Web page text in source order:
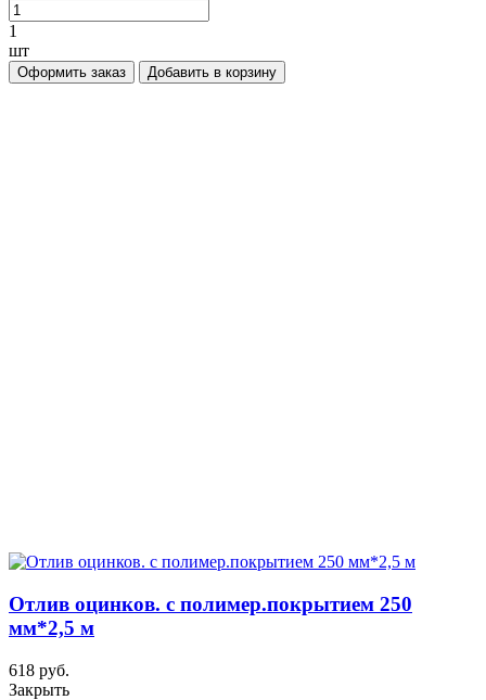
1
шт
Оформить заказ Добавить в корзину
Отлив оцинков. с полимер.покрытием 250
мм*2,5 м
618 руб.
Закрыть